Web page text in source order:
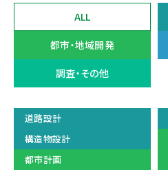
ALL
都市・地域開発
調査・その他
道路設計
構造物設計
都市計画